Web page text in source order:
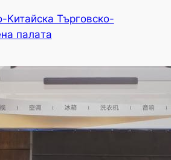
Китайска Търговско-
палaта